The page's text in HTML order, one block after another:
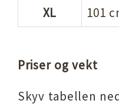
XL
101
Priser og vekt
Skyv tabellen